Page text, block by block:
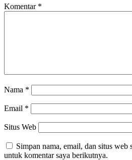
Komentar *
Nama *
Email *
Situs Web
Simpan nama, email, dan situs web
untuk komentar saya berikutnya.